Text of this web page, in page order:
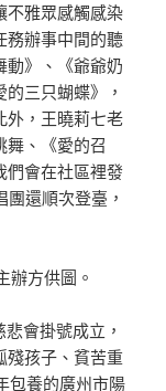
不雅眾感觸感染
務辦事中間的聽
動》、《爺爺奶
三只蝴蝶》，
外，王曉莉七老
舞、《愛的召
們會在社區裡發
還順次登臺，
辦方供圖。
會掛號成立，
殘孩子、貧苦重
包養的廣州市陽